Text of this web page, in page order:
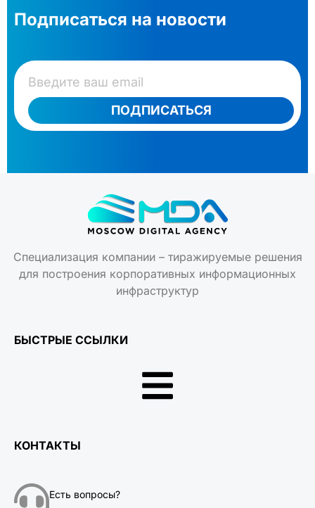
Подписаться на новости
ПОДПИСАТЬСЯ
Специализация компании – тиражируемые решения
для построения корпоративных информационных
инфраструктур
БЫСТРЫЕ ССЫЛКИ
КОНТАКТЫ
Есть вопросы?